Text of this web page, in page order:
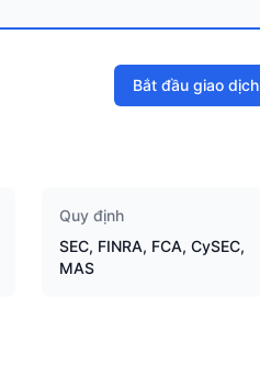
Bắt đầu giao dịch
Quy định
SEC, FINRA, FCA, CySEC,
MAS